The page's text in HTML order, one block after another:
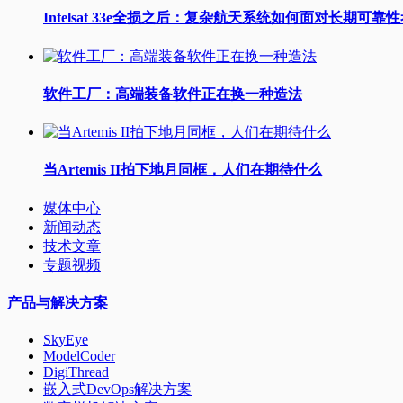
Intelsat 33e全损之后：复杂航天系统如何面对长期可靠
软件工厂：高端装备软件正在换一种造法
当Artemis II拍下地月同框，人们在期待什么
媒体中心
新闻动态
技术文章
专题视频
产品与解决方案
SkyEye
ModelCoder
DigiThread
嵌入式DevOps解决方案